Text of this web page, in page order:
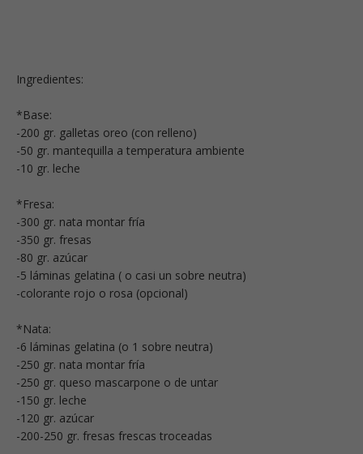
Ingredientes:
*Base:
-200 gr. galletas oreo (con relleno)
-50 gr. mantequilla a temperatura ambiente
-10 gr. leche
*Fresa:
-300 gr. nata montar fría
-350 gr. fresas
-80 gr. azúcar
-5 láminas gelatina ( o casi un sobre neutra)
-colorante rojo o rosa (opcional)
*Nata:
-6 láminas gelatina (o 1 sobre neutra)
-250 gr. nata montar fría
-250 gr. queso mascarpone o de untar
-150 gr. leche
-120 gr. azúcar
-200-250 gr. fresas frescas troceadas